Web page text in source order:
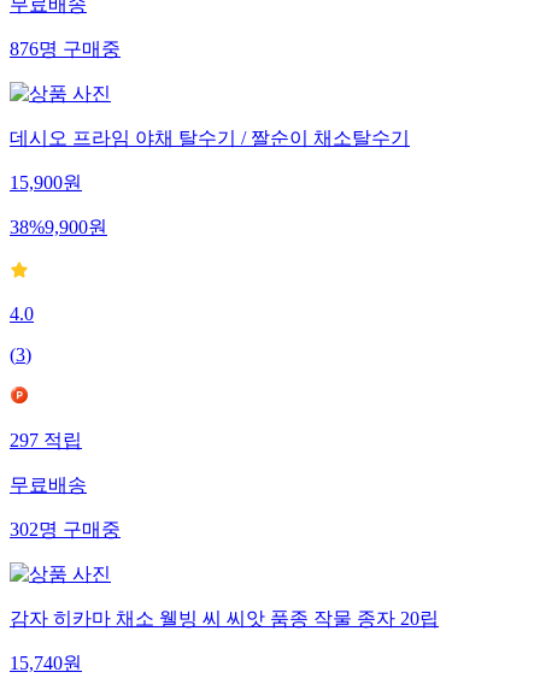
무료배송
876명구매중
데시오 프라임 야채 탈수기 / 짤순이 채소탈수기
15,900원
38%9,900원
4.0
(3)
297적립
무료배송
302명구매중
감자 히카마 채소 웰빙 씨 씨앗 품종 작물 종자 20립
15,740원